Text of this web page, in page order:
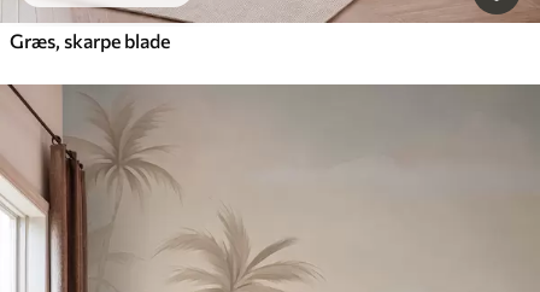
Græs, skarpe blade